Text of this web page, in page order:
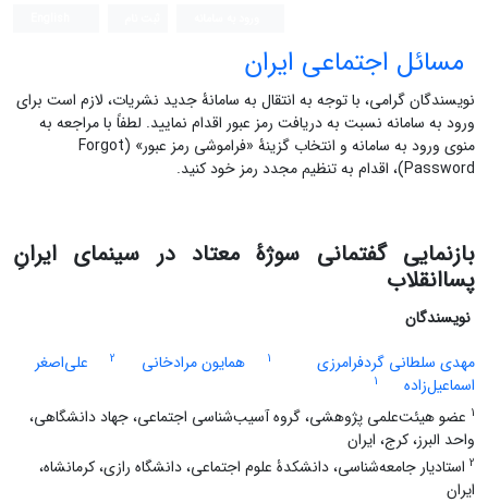
مسائل اجتماعی ایران
نویسندگان گرامی، با توجه به انتقال به سامانۀ جدید نشریات، لازم است برای
ورود به سامانه نسبت به دریافت رمز عبور اقدام نمایید. لطفاً با مراجعه به
منوی ورود به سامانه و انتخاب گزینۀ «فراموشی رمز عبور» (Forgot
Password)، اقدام به تنظیم مجدد رمز خود کنید.
بازنمایی گفتمانی سوژۀ معتاد در سینمای ایرانِ
پساانقلاب
نویسندگان
مهدی سلطانی گردفرامرزی
1 همایون مرادخانی 2
علی‌اصغر
اسماعیل‌زاده
1
1 عضو هیئت‌علمی پژوهشی، گروه آسیب‌شناسی اجتماعی، جهاد دانشگاهی،
واحد البرز، کرج، ایران
2 استادیار جامعه‌شناسی، دانشکدۀ علوم اجتماعی، دانشگاه رازی، کرمانشاه،
ایران